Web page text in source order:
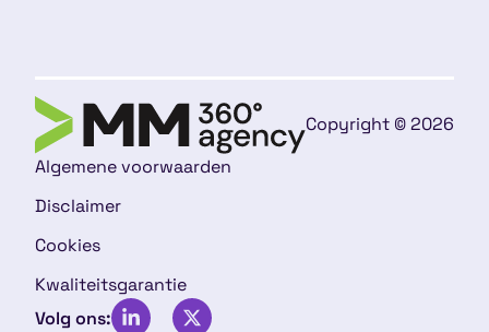
Copyright © 2026
Algemene voorwaarden
Disclaimer
Cookies
Kwaliteitsgarantie
Volg ons: